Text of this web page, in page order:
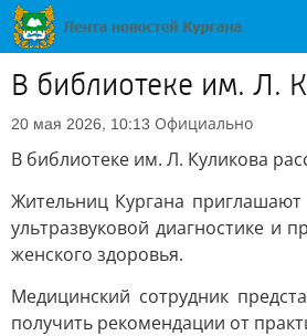
В библиотеке им. Л.
20 мая 2026, 10:13 Официально
В библиотеке им. Л. Куликова
Жительниц Кургана
ультразвуковой диагностике и
женского здоровья.
Медицинский сотрудник
получить рекомендации от